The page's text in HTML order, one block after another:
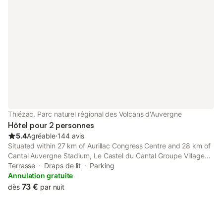
Thiézac, Parc naturel régional des Volcans d'Auvergne
Hôtel pour 2 personnes
5.4Agréable⋅144 avis
Situated within 27 km of Aurillac Congress Centre and 28 km of
Cantal Auvergne Stadium, Le Castel du Cantal Groupe Village
Fani provides rooms in Thiézac.
Terrasse Draps de lit
Parking
Annulation gratuite
dès 73 € par nuit